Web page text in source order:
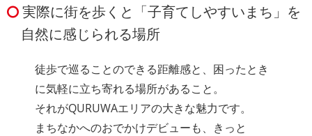
実際に街を歩くと「子育てしやすいまち」を
自然に感じられる場所
徒歩で巡ることのできる距離感と、困ったとき
に気軽に立ち寄れる場所があること。
それがQURUWAエリアの大きな魅力です。
まちなかへのおでかけデビューも、きっと